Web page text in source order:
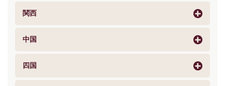
関西
中国
四国